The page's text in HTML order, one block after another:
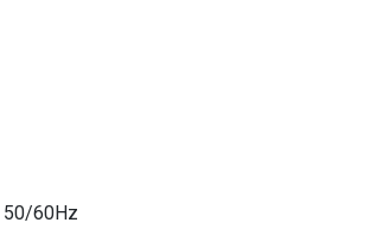
50/60Hz